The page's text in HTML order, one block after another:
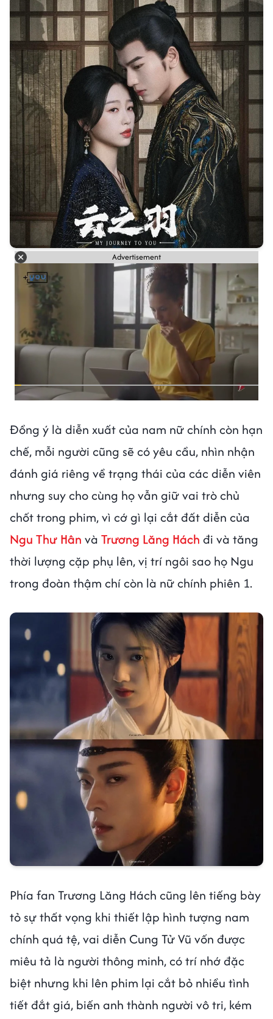
Advertisement
Đồng ý là diễn xuất của nam nữ chính còn hạn
chế, mỗi người cũng sẽ có yêu cầu, nhìn nhận
đánh giá riêng về trạng thái của các diễn viên
nhưng suy cho cùng họ vẫn giữ vai trò chủ
chốt trong phim, vì cớ gì lại cắt đất diễn của
Ngu Thư Hân và Trương Lăng Hách đi và tăng
thời lượng cặp phụ lên, vị trí ngôi sao họ Ngu
trong đoàn thậm chí còn là nữ chính phiên 1.
Phía fan Trương Lăng Hách cũng lên tiếng bày
tỏ sự thất vọng khi thiết lập hình tượng nam
chính quá tệ, vai diễn Cung Tử Vũ vốn được
miêu tả là người thông minh, có trí nhớ đặc
biệt nhưng khi lên phim lại cắt bỏ nhiều tình
tiết đắt giá, biến anh thành người vô tri, kém